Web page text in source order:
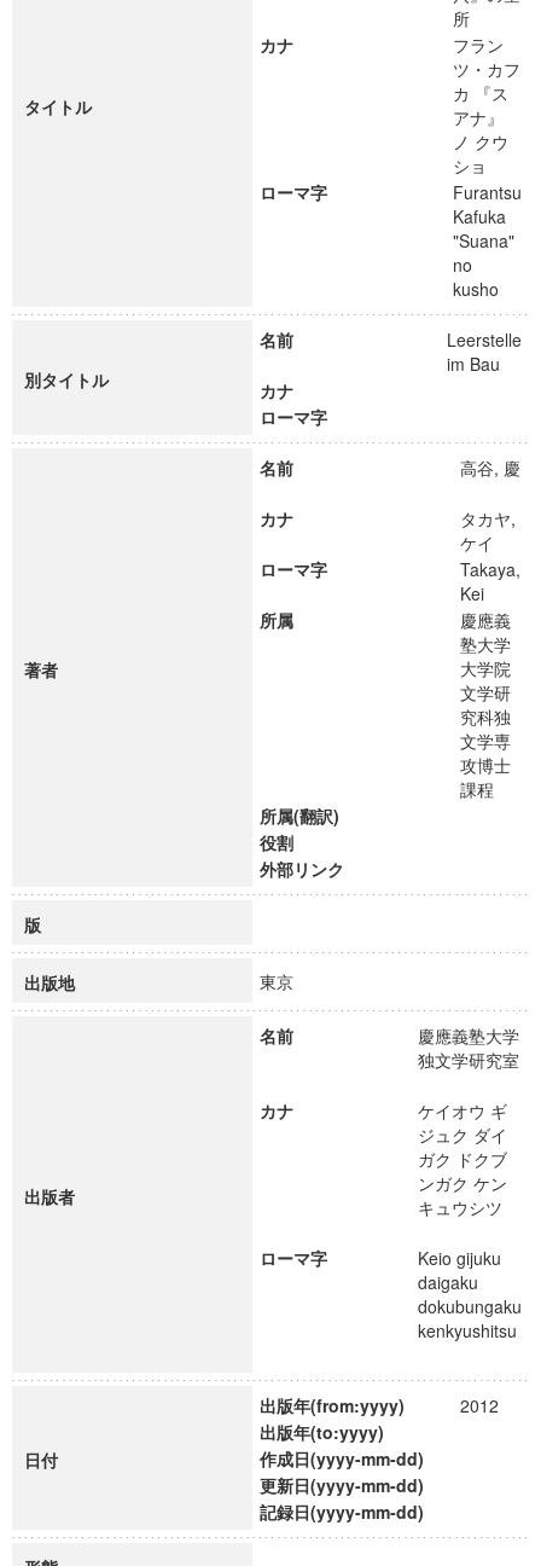
タイトル
所
カナ
フラン
ツ・カフ
カ 『ス
アナ』
ノ クウ
ショ
ローマ字
Furantsu
Kafuka
"Suana"
no
kusho
別タイトル
名前
Leerstelle
im Bau
カナ
ローマ字
著者
名前 高谷, 慶
カナ
タカヤ,
ケイ
ローマ字
Takaya,
Kei
所属
慶應義
塾大学
大学院
文学研
究科独
文学専
攻博士
課程
所属(翻訳)
役割
外部リンク
版
出版地 東京
出版者
名前
慶應義塾大学
独文学研究室
カナ
ケイオウ ギ
ジュク ダイ
ガク ドクブ
ンガク ケン
キュウシツ
ローマ字
Keio gijuku
daigaku
dokubungaku
kenkyushitsu
日付
出版年(from:yyyy)
2012
出版年(to:yyyy)
作成日(yyyy-mm-dd)
更新日(yyyy-mm-dd)
記録日(yyyy-mm-dd)